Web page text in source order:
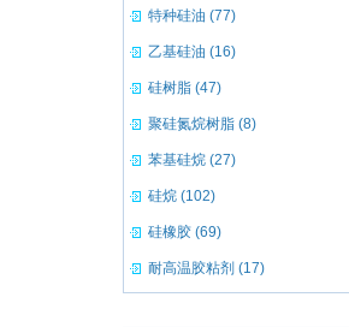
特种硅油 (77)
乙基硅油 (16)
硅树脂 (47)
聚硅氮烷树脂 (8)
苯基硅烷 (27)
硅烷 (102)
硅橡胶 (69)
耐高温胶粘剂 (17)